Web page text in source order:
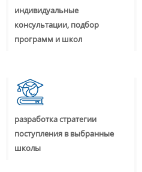
индивидуальные
консультации, подбор
программ и школ
разработка стратегии
поступления в выбранные
школы